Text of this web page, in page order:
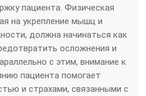
пациента. Физическая
на укрепление мышц и
должна начинаться как
осложнения и
с этим, внимание к
пациента помогает
и страхами, связанными с